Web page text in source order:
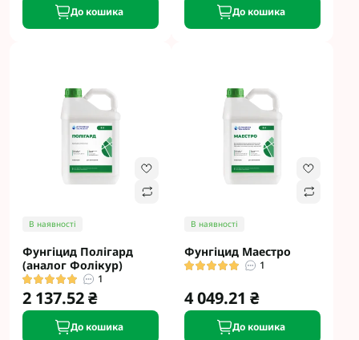
До кошика До кошика
В наявності
Фунгіцид Полігард
(аналог Фолікур)
1
2 137.52 ₴
До кошика
В наявності
Фунгіцид Маестро
1
4 049.21 ₴
До кошика